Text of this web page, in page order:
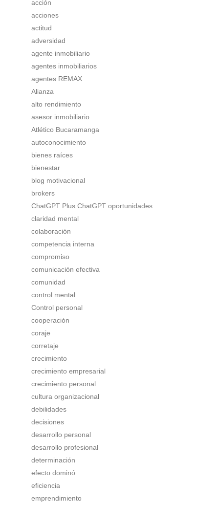
acción
acciones
actitud
adversidad
agente inmobiliario
agentes inmobiliarios
agentes REMAX
Alianza
alto rendimiento
asesor inmobiliario
Atlético Bucaramanga
autoconocimiento
bienes raíces
bienestar
blog motivacional
brokers
ChatGPT Plus ChatGPT oportunidades
claridad mental
colaboración
competencia interna
compromiso
comunicación efectiva
comunidad
control mental
Control personal
cooperación
coraje
corretaje
crecimiento
crecimiento empresarial
crecimiento personal
cultura organizacional
debilidades
decisiones
desarrollo personal
desarrollo profesional
determinación
efecto dominó
eficiencia
emprendimiento